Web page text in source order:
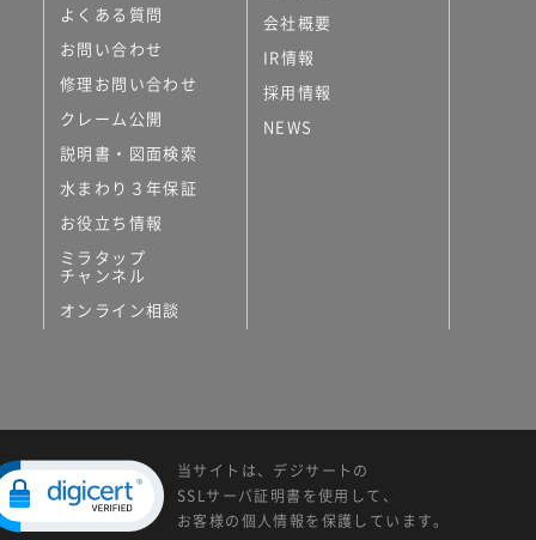
よくある質問
お問い合わせ
修理お問い合わせ
クレーム公開
説明書・図面検索
水まわり３年保証
お役立ち情報
ミラタップ
チャンネル
オンライン相談
会社概要
IR情報
採用情報
NEWS
当サイトは、デジサートの
SSLサーバ証明書を使用して、
お客様の個人情報を保護しています。